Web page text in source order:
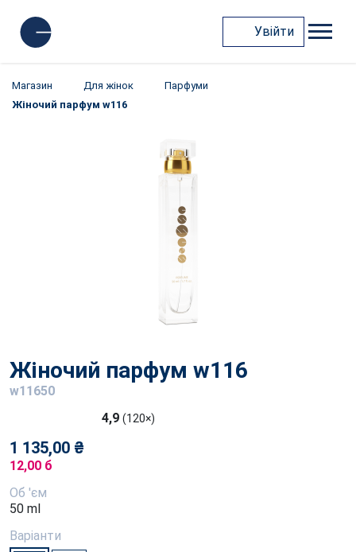
Увійти
Магазин Для жінок
Парфуми
Жіночий парфум w116
Жіночий парфум w116
w11650
4,9 (120×)
1 135,00 ₴
12,00 б
Об 'єм
50 ml
Варіанти